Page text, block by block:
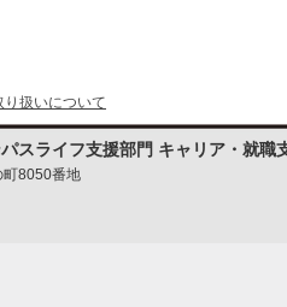
扱いについて
スライフ支援部門 キャリア・就職
町8050番地